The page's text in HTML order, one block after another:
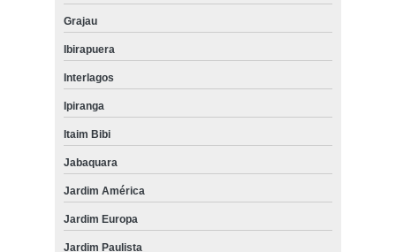
Grajau
Ibirapuera
Interlagos
Ipiranga
Itaim Bibi
Jabaquara
Jardim América
Jardim Europa
Jardim Paulista